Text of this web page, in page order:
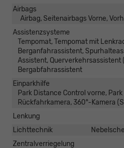
Airbags
Airbag, Seitenairbags Vorne,
Assistenzsysteme
Tempomat, Tempomat mit
Berganfahrassistent,
Assistent, Querverkehrsassistent
Bergabfahrassistent
Einparkhilfe
Park Distance Control vorne,
Rückfahrkamera, 360°-Kamera
Lenkung
Lichttechnik
Zentralverriegelung